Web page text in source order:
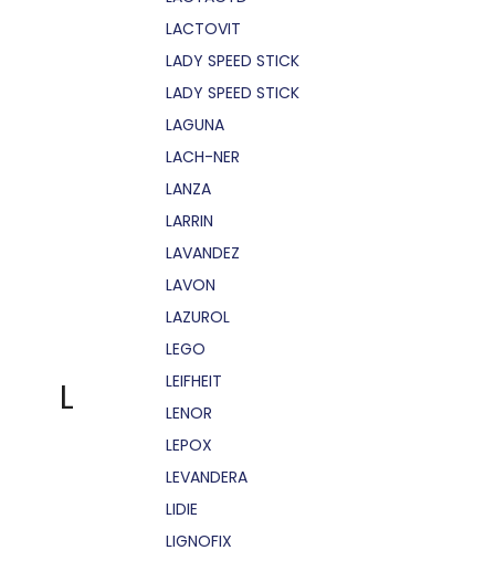
L
LACTOVIT
LADY SPEED STICK
LADY SPEED STICK
LAGUNA
LACH-NER
LANZA
LARRIN
LAVANDEZ
LAVON
LAZUROL
LEGO
LEIFHEIT
LENOR
LEPOX
LEVANDERA
LIDIE
LIGNOFIX